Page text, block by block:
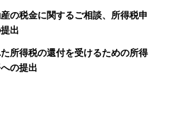
の税金に関するご相談、所得税申
出
所得税の還付を受けるための所得
の提出